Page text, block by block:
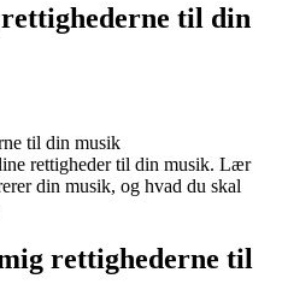
til din
rettigheder til din musik. Lær
din musik, og hvad du skal
rettighederne til